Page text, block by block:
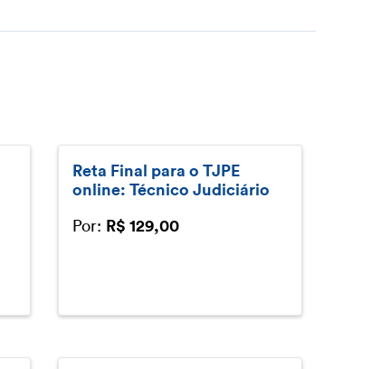
Reta Final para o TJPE
online: Técnico Judiciário
Por: R$ 129,00